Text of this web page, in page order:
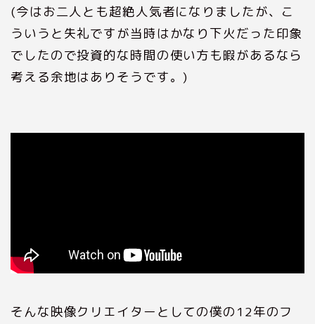
(今はお二人とも超絶人気者になりましたが、こ
ういうと失礼ですが当時はかなり下火だった印象
でしたので投資的な時間の使い方も暇があるなら
考える余地はありそうです。)
そんな映像クリエイターとしての僕の12年のフ